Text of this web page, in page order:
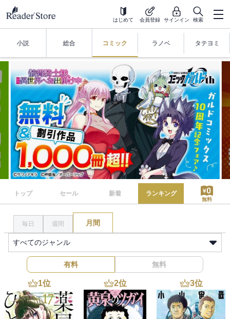
はじめて 会員登録 サインイン 検索
小説 総合 コミック ラノベ タテヨミ
トップ セール 新着 ランキング
無料
毎日 週間 月間
すべてのジャンル
有料 無料
1位 2位 3位